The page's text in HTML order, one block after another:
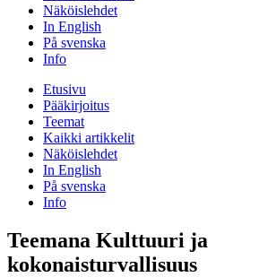
Näköislehdet
In English
På svenska
Info
Etusivu
Pääkirjoitus
Teemat
Kaikki artikkelit
Näköislehdet
In English
På svenska
Info
Teemana Kulttuuri ja
kokonaisturvallisuus